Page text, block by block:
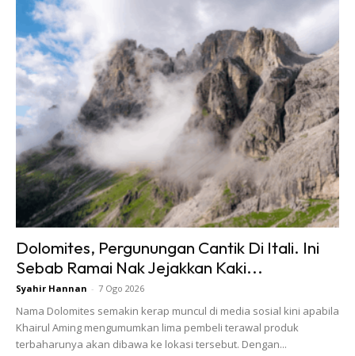
Dolomites, Pergunungan Cantik Di Itali. Ini
Sebab Ramai Nak Jejakkan Kaki...
Syahir Hannan - 7 Ogo 2026
Nama Dolomites semakin kerap muncul di media sosial kini apabila
Khairul Aming mengumumkan lima pembeli terawal produk
terbaharunya akan dibawa ke lokasi tersebut. Dengan...